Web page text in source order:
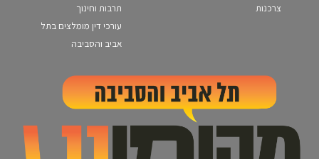
צרכנות
תרבות וחינוך
עורכי דין מומלצים בתל
אביב והסביבה